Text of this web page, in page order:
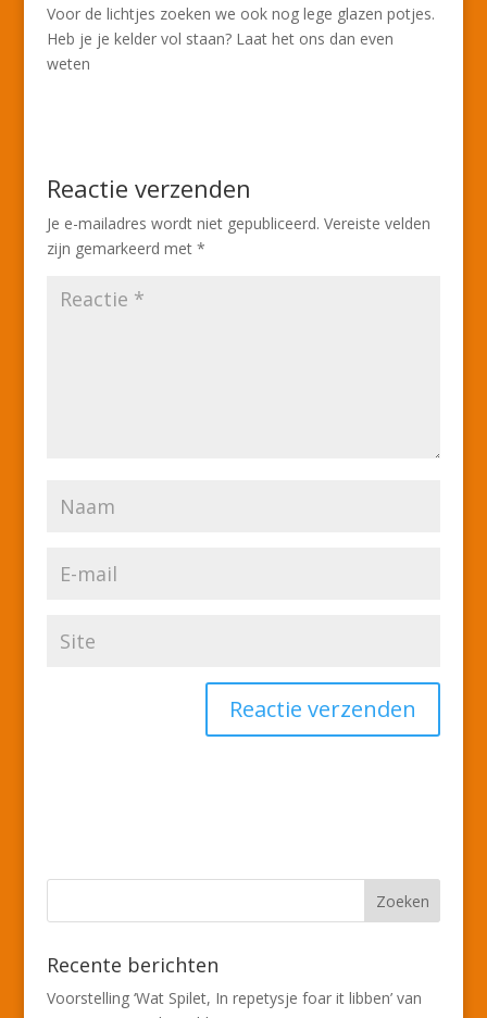
Voor de lichtjes zoeken we ook nog lege glazen potjes.
Heb je je kelder vol staan? Laat het ons dan even
weten
Reactie verzenden
Je e-mailadres wordt niet gepubliceerd. Vereiste velden
zijn gemarkeerd met *
Recente berichten
Voorstelling ‘Wat Spilet, In repetysje foar it libben’ van